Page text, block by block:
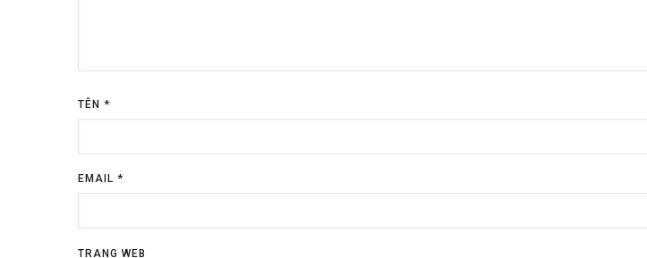
TÊN *
EMAIL *
TRANG WEB